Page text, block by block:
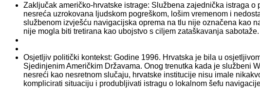
Zaključak američko-hrvatske istrage: Službena zajednička istraga
nesreća uzrokovana ljudskom pogreškom, lošim vremenom i
službenom izvješću navigacijska oprema na tlu nije označena kao
nije mogla biti tretirana kao ubojstvo s ciljem zataškavanja sabotaže.
Osjetljiv politički kontekst: Godine 1996. Hrvatska je bila u
Sjedinjenim Američkim Državama. Onog trenutka kada je službeni
nesreći kao nesretnom slučaju, hrvatske institucije nisu imale
komplicirati situaciju i produbljivati istragu o lokalnom šefu